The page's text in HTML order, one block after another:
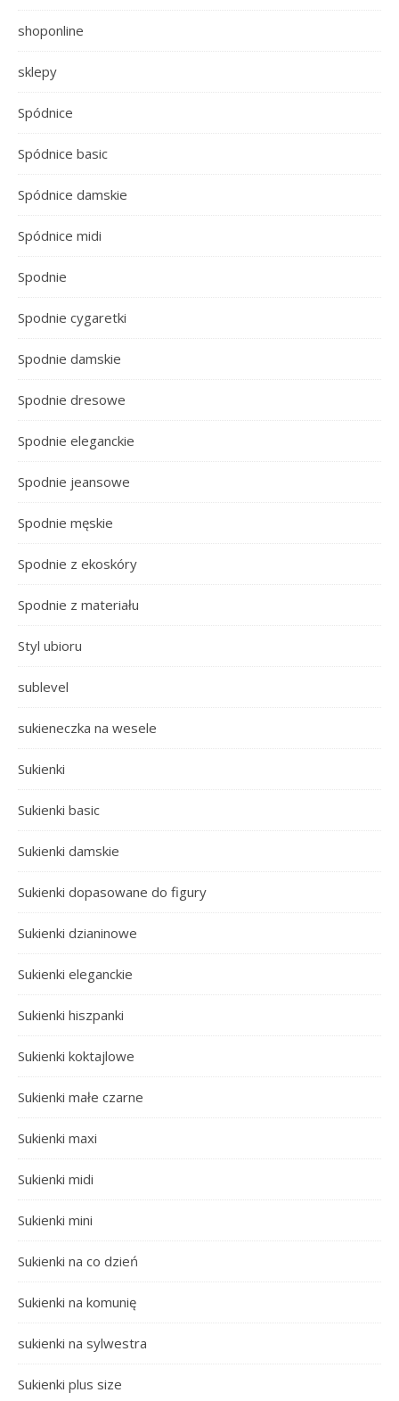
shoponline
sklepy
Spódnice
Spódnice basic
Spódnice damskie
Spódnice midi
Spodnie
Spodnie cygaretki
Spodnie damskie
Spodnie dresowe
Spodnie eleganckie
Spodnie jeansowe
Spodnie męskie
Spodnie z ekoskóry
Spodnie z materiału
Styl ubioru
sublevel
sukieneczka na wesele
Sukienki
Sukienki basic
Sukienki damskie
Sukienki dopasowane do figury
Sukienki dzianinowe
Sukienki eleganckie
Sukienki hiszpanki
Sukienki koktajlowe
Sukienki małe czarne
Sukienki maxi
Sukienki midi
Sukienki mini
Sukienki na co dzień
Sukienki na komunię
sukienki na sylwestra
Sukienki plus size